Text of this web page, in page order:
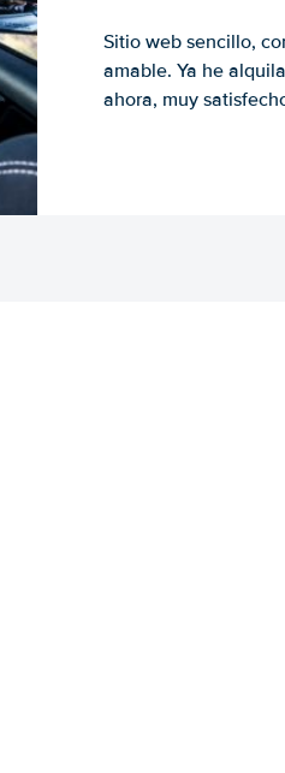
Sitio web sencillo,
amable. Ya he
ahora, muy